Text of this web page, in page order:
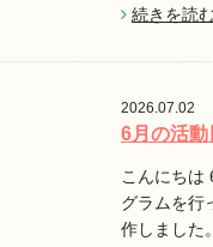
続きを読
2026.07.02
6月の活動
こんにちは
グラムを行
作しました